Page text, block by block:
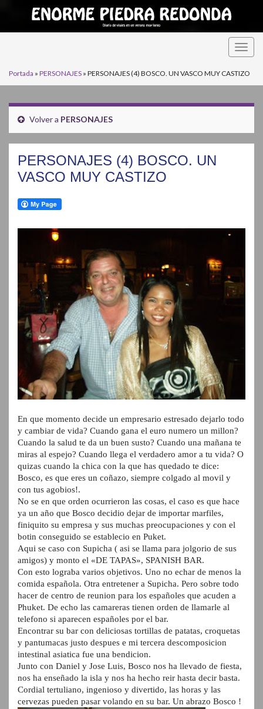
Portada » PERSONAJES » PERSONAJES (4) BOSCO. UN VASCO MUY CASTIZO
Volver a PERSONAJES
PERSONAJES (4) BOSCO. UN
VASCO MUY CASTIZO
En que momento decide un empresario estresado dejarlo todo
y cambiar de vida? Cuando gana el euro numero un millon?
Cuando la salud te da un buen susto? Cuando una mañana te
miras al espejo? Cuando llega el verdadero amor a tu vida? O
quizas cuando la chica con la que has quedado te dice:
Bosco, es que eres un coñazo, siempre colgado al movil y
con tus agobios!.
No se en que orden ocurrieron las cosas, el caso es que hace
ya un año que Bosco decidio dejar de importar marfiles,
finiquito su empresa y sus muchas preocupaciones y con el
botin conseguido se establecio en Puket.
Aqui se caso con Supicha ( asi se llama para jolgorio de sus
amigos) y monto el «DE TAPAS», SPANISH BAR.
Con esto lograba varios objetivos. Uno no echar de menos la
comida española. Otra entretener a Supicha. Pero sobre todo
hacer de centro de reunion para los españoles que acuden a
Phuket. De echo las camareras tienen orden de llamarle al
telefono si aparecen españoles por el bar.
Encontrar su bar con deliciosas tortillas de patatas, croquetas
y pantumacas justo despues e mi tercera descomposicion
intestinal asiatica fue una bendicion.
Junto con Daniel y Jose Luis, Bosco nos ha llevado de fiesta,
nos ha enseñado la isla y nos ha hecho reir hasta decir basta.
Cordial tertuliano, ingenioso y divertido, las horas y las
cervezas pueden pasar volando en su bar. Un abrazo Bosco !